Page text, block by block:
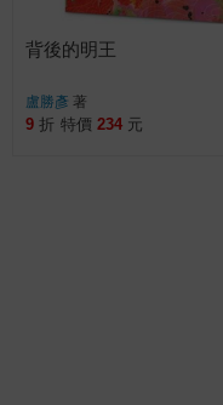
背後的明王
盧勝彥 著
9 折 特價 234 元